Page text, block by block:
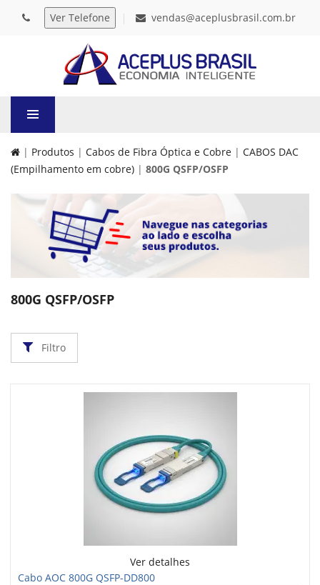
vendas@aceplusbrasil.com.br
| Produtos | Cabos de Fibra Óptica e Cobre | CABOS DAC
(Empilhamento em cobre) | 800G QSFP/OSFP
800G QSFP/OSFP
Filtro
Ver detalhes
Cabo AOC 800G QSFP-DD800